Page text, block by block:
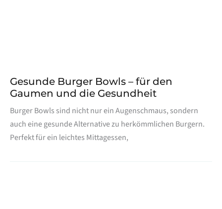
Gesunde Burger Bowls – für den
Gaumen und die Gesundheit
Burger Bowls sind nicht nur ein Augenschmaus, sondern
auch eine gesunde Alternative zu herkömmlichen Burgern.
Perfekt für ein leichtes Mittagessen,